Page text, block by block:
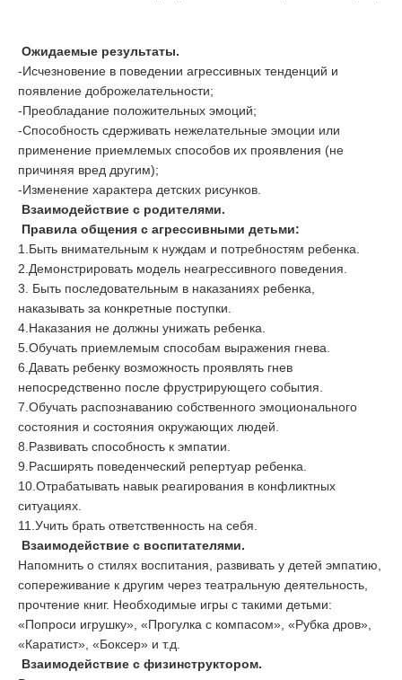
Ожидаемые результаты.
-Исчезновение в поведении агрессивных тенденций и
появление доброжелательности;
-Преобладание положительных эмоций;
-Способность сдерживать нежелательные эмоции или
применение приемлемых способов их проявления (не
причиняя вред другим);
-Изменение характера детских рисунков.
Взаимодействие с родителями.
Правила общения с агрессивными детьми:
1.Быть внимательным к нуждам и потребностям ребенка.
2.Демонстрировать модель неагрессивного поведения.
3. Быть последовательным в наказаниях ребенка,
наказывать за конкретные поступки.
4.Наказания не должны унижать ребенка.
5.Обучать приемлемым способам выражения гнева.
6.Давать ребенку возможность проявлять гнев
непосредственно после фрустрирующего события.
7.Обучать распознаванию собственного эмоционального
состояния и состояния окружающих людей.
8.Развивать способность к эмпатии.
9.Расширять поведенческий репертуар ребенка.
10.Отрабатывать навык реагирования в конфликтных
ситуациях.
11.Учить брать ответственность на себя.
Взаимодействие с воспитателями.
Напомнить о стилях воспитания, развивать у детей эмпатию,
сопереживание к другим через театральную деятельность,
прочтение книг. Необходимые игры с такими детьми:
«Попроси игрушку», «Прогулка с компасом», «Рубка дров»,
«Каратист», «Боксер» и т.д.
Взаимодействие с физинструктором.